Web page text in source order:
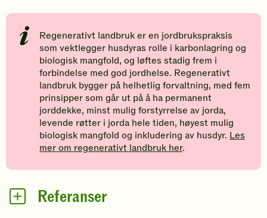
Regenerativt landbruk er en jordbrukspraksis
som vektlegger husdyras rolle i karbonlagring og
biologisk mangfold, og løftes stadig frem i
forbindelse med god jordhelse. Regenerativt
landbruk bygger på helhetlig forvaltning, med fem
prinsipper som går ut på å ha permanent
jorddekke, minst mulig forstyrrelse av jorda,
levende røtter i jorda hele tiden, høyest mulig
biologisk mangfold og inkludering av husdyr. Les
mer om regenerativt landbruk her.
Referanser